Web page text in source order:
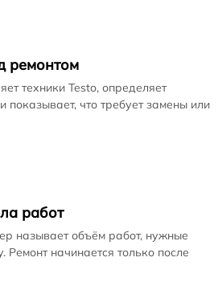
ремонтом
техники Testo, определяет
показывает, что требует замены или
работ
называет объём работ, нужные
Ремонт начинается только после